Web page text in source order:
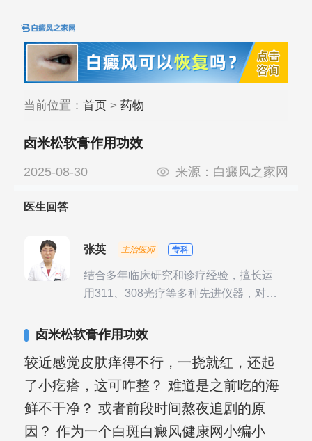
当前位置： 首页> 药物
卤米松软膏作用功效
2025-08-30 来源： 白癜风之家网
医生回答
张英 主治医师 专科
结合多年临床研究和诊疗经验，擅长运
用311、308光疗等多种先进仪器，对不
其对女性银屑病、顽固性银屑病、全身
验。
卤米松软膏作用功效
较近感觉皮肤痒得不行，一挠就红，还起
了小疙瘩，这可咋整？ 难道是之前吃的海
鲜不干净？ 或者前段时间熬夜追剧的原
因？ 作为一个白斑白癜风健康网小编小